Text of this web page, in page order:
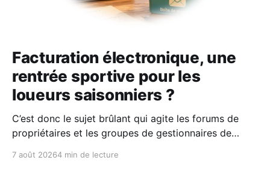
Facturation électronique, une
rentrée sportive pour les
loueurs saisonniers ?
C’est donc le sujet brûlant qui agite les forums de
propriétaires et les groupes de gestionnaires de
7 août 20264 min de lecture